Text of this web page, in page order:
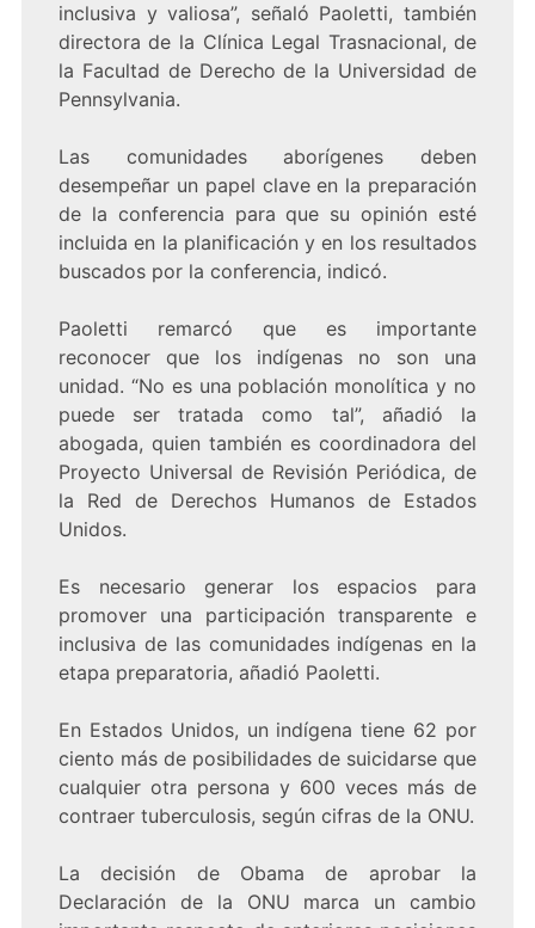
inclusiva y valiosa”, señaló Paoletti, también
directora de la Clínica Legal Trasnacional, de
la Facultad de Derecho de la Universidad de
Pennsylvania.
Las comunidades aborígenes deben
desempeñar un papel clave en la preparación
de la conferencia para que su opinión esté
incluida en la planificación y en los resultados
buscados por la conferencia, indicó.
Paoletti remarcó que es importante
reconocer que los indígenas no son una
unidad. “No es una población monolítica y no
puede ser tratada como tal”, añadió la
abogada, quien también es coordinadora del
Proyecto Universal de Revisión Periódica, de
la Red de Derechos Humanos de Estados
Unidos.
Es necesario generar los espacios para
promover una participación transparente e
inclusiva de las comunidades indígenas en la
etapa preparatoria, añadió Paoletti.
En Estados Unidos, un indígena tiene 62 por
ciento más de posibilidades de suicidarse que
cualquier otra persona y 600 veces más de
contraer tuberculosis, según cifras de la ONU.
La decisión de Obama de aprobar la
Declaración de la ONU marca un cambio